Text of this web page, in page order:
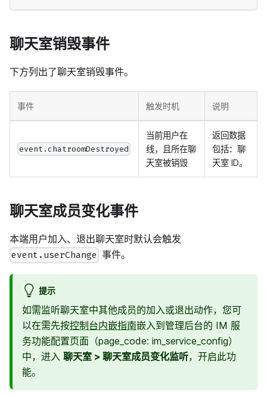
聊天室销毁事件
下方列出了聊天室销毁事件。
事件 触发时机 说明
event.chatroomDestroyed
当前用户在
线，且所在聊
天室被销毁
返回数据
包括：聊
天室 ID。
聊天室成员变化事件
本端用户加入、退出聊天室时默认会触发
event.userChange 事件。
提示
如需监听聊天室中其他成员的加入或退出动作，您可
以在需先按控制台内嵌指南嵌入到管理后台的 IM 服
务功能配置页面（page_code: im_service_config）
中，进入 聊天室 > 聊天室成员变化监听，开启此功
能。